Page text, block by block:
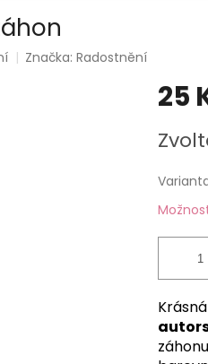
Značka:Radostnění
25
cena: